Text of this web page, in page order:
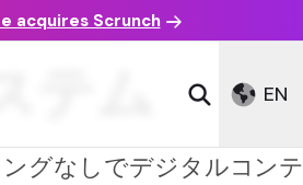
acquires Scrunch
EN
ム
グなしでデジタルコンテ